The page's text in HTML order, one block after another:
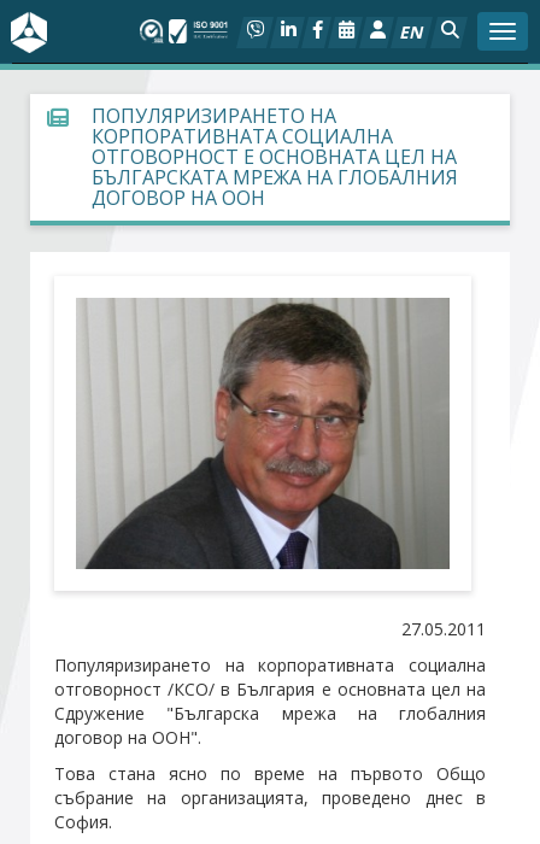
EN
За БСК
На фокус
Актуално
Членове
Абонирайте се!
ПОПУЛЯРИЗИРАНЕТО НА
КОРПОРАТИВНАТА СОЦИАЛНА
ОТГОВОРНОСТ Е ОСНОВНАТА ЦЕЛ НА
БЪЛГАРСКАТА МРЕЖА НА ГЛОБАЛНИЯ
ДОГОВОР НА ООН
27.05.2011
Популяризирането на корпоративната социална
отговорност /КСО/ в България е основната цел на
Сдружение "Българска мрежа на глобалния
договор на ООН".
Това стана ясно по време на първото Общо
събрание на организацията, проведено днес в
София.